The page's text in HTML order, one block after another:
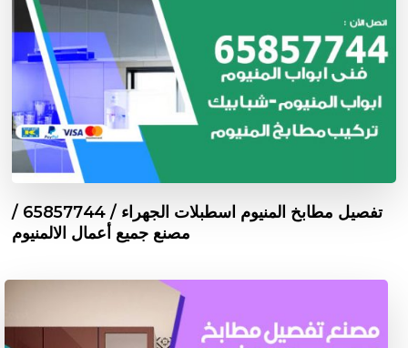
تفصيل مطابخ المنيوم اسطبلات الجهراء / 65857744 /
مصنع جميع أعمال الالمنيوم